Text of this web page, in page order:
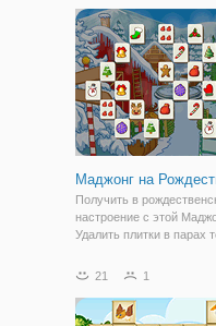
знакомую классическую
головоломку маджонга
Маджонг на
Получить в
настроение с этой
Удалить плитки в парах
21
1